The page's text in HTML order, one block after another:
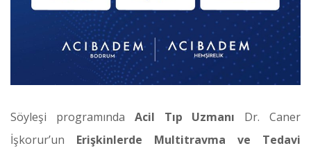
Söyleşi programında Acil Tıp Uzmanı Dr. Caner
İşkorur’un Erişkinlerde Multitravma ve Tedavi